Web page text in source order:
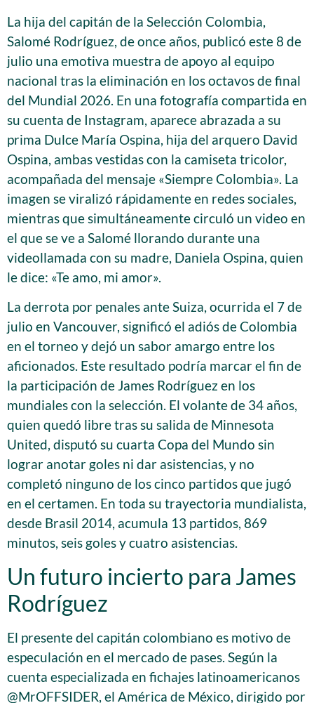
La hija del capitán de la Selección Colombia,
Salomé Rodríguez, de once años, publicó este 8 de
julio una emotiva muestra de apoyo al equipo
nacional tras la eliminación en los octavos de final
del Mundial 2026. En una fotografía compartida en
su cuenta de Instagram, aparece abrazada a su
prima Dulce María Ospina, hija del arquero David
Ospina, ambas vestidas con la camiseta tricolor,
acompañada del mensaje «Siempre Colombia». La
imagen se viralizó rápidamente en redes sociales,
mientras que simultáneamente circuló un video en
el que se ve a Salomé llorando durante una
videollamada con su madre, Daniela Ospina, quien
le dice: «Te amo, mi amor».
La derrota por penales ante Suiza, ocurrida el 7 de
julio en Vancouver, significó el adiós de Colombia
en el torneo y dejó un sabor amargo entre los
aficionados. Este resultado podría marcar el fin de
la participación de James Rodríguez en los
mundiales con la selección. El volante de 34 años,
quien quedó libre tras su salida de Minnesota
United, disputó su cuarta Copa del Mundo sin
lograr anotar goles ni dar asistencias, y no
completó ninguno de los cinco partidos que jugó
en el certamen. En toda su trayectoria mundialista,
desde Brasil 2014, acumula 13 partidos, 869
minutos, seis goles y cuatro asistencias.
Un futuro incierto para James
Rodríguez
El presente del capitán colombiano es motivo de
especulación en el mercado de pases. Según la
cuenta especializada en fichajes latinoamericanos
@MrOFFSIDER, el América de México, dirigido por